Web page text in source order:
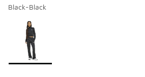
Black-Black
Seite 1 von 1 zeigt die Farben 1 bis 1
Bitte wählen Sie einen Stil aus